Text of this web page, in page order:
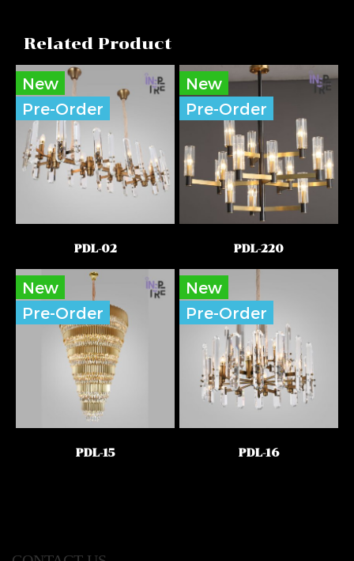
Related Product
New
Pre-Order
PDL-02
New
Pre-Order
PDL-220
New
Pre-Order
PDL-15
New
Pre-Order
PDL-16